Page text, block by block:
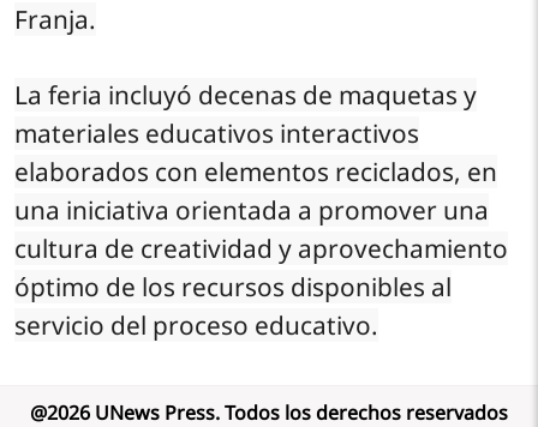
Franja.
La feria incluyó decenas de maquetas y
materiales educativos interactivos
elaborados con elementos reciclados, en
una iniciativa orientada a promover una
cultura de creatividad y aprovechamiento
óptimo de los recursos disponibles al
servicio del proceso educativo.
@2026 UNews Press.Todos los derechos reservados